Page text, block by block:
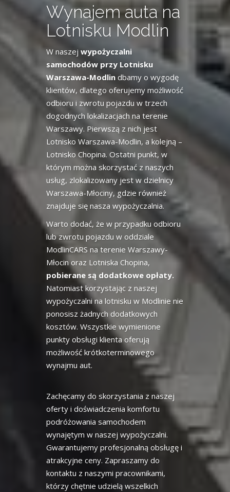
Wynajem auta na
Lotnisku Modlin
W naszej wypożyczalni
samochodów przy Lotnisku
Warszawa-Modlin dbamy o wygodę
klientów, dlatego oferujemy możliwość
odbioru i zwrotu pojazdu w trzech
dogodnych lokalizacjach na terenie
Warszawy. Pierwszą z nich jest
Lotnisko Warszawa-Modlin, a kolejną –
Lotnisko Chopina. Ostatni punkt, w
którym można skorzystać z naszych
usług, zlokalizowany jest w dzielnicy
Warszawa-Młociny, gdzie również
znajduje się nasza wypożyczalnia.
Warto dodać, że w przypadku odbioru
lub zwrotu pojazdu w oddziale
ModlinCARS na terenie Warszawy-
Młocin oraz Lotniska Chopina,
pobierane są dodatkowe opłaty.
Natomiast korzystając z naszej
wypożyczalni na lotnisku w Modlinie nie
ponosisz żadnych dodatkowych
kosztów. Wszystkie wymienione
punkty obsługi klienta oferują
możliwość krótkoterminowego
wynajmu aut.
Zachęcamy do skorzystania z naszej
oferty i doświadczenia komfortu
podróżowania samochodem
wynajętym w naszej wypożyczalni.
Gwarantujemy profesjonalną obsługę i
atrakcyjne ceny. Zapraszamy do
kontaktu z naszymi pracownikami,
którzy chętnie udzielą wszelkich